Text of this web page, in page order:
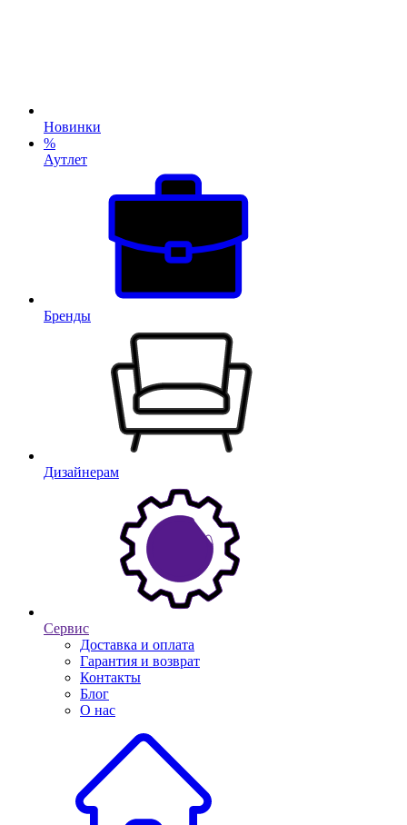
Новинки
%
Аутлет
Бренды
Дизайнерам
Сервис
Доставка и оплата
Гарантия и возврат
Контакты
Блог
О нас